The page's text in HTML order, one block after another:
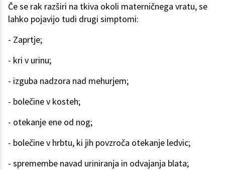
Če se rak razširi na tkiva okoli materničnega vratu, se
lahko pojavijo tudi drugi simptomi:
- Zaprtje;
- kri v urinu;
- izguba nadzora nad mehurjem;
- bolečine v kosteh;
- otekanje ene od nog;
- bolečine v hrbtu, ki jih povzroča otekanje ledvic;
- spremembe navad uriniranja in odvajanja blata;